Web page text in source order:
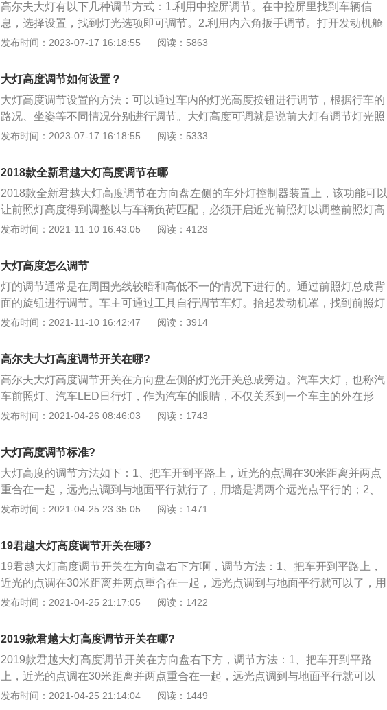
应当交替使用远近光灯示意。
高尔夫大灯有以下几种调节方式：1.利用中控屏调节。在中控屏里找到车辆信
息，选择设置，找到灯光选项即可调节。2.利用内六角扳手调节。打开发动机舱
盖，找到大灯附近的白色塑料旋钮，使用内六角扳手调节大灯高度。3.利用内部
灯直射不能获取最佳行车视野，调节大灯高低可照射到起伏路前方所需的视野情
况，保证行驶安全。
发布时间：2023-07-17 16:18:55 阅读：5863
大灯高度调节如何设置？
大灯高度调节设置的方法：可以通过车内的灯光高度按钮进行调节，根据行车的
路况、坐姿等不同情况分别进行调节。大灯高度可调就是说前大灯有调节灯光照
射角度的功能，通过调节大灯照射角度以便获得良好的照射范围，从而提高道路
是不需要调整的。如果确实想调整，建议去4S店或是专业的汽修店让技师调整。
大灯高度如果不合适，会造成对向车辆驾驶员炫目，分散注意力的情况，容易引
发交通事故。
发布时间：2023-07-17 16:18:55 阅读：5333
2018款全新君越大灯高度调节在哪
2018款全新君越大灯高度调节在方向盘左侧的车外灯控制器装置上，该功能可以
让前照灯高度得到调整以与车辆负荷匹配，必须开启近光前照灯以调整前照灯高
度。别克君越大灯调节：当点火开关处于ON位置且打开前大灯时前大灯光束控制
在平坦路面上行驶。选择普通位置0。如果车内的乘客数量和载荷/行李发生变
化，前大灯光轴可能比正常位置高。如需调整至适当光束高度.转动相应的开关开
关上标明的数字越大，则前大灯光轴就越低。位置1是乘员坐满，并且行李箱内
无货物；位置2是乘员坐满，并且行李箱内货物重量均匀分布；位置3则是只有驾
驶员，并且行李箱内货物重量均匀分布。通用别克新君越大灯高度调节控制装置
据车辆所载负荷自动控制。
发布时间：2021-11-10 16:43:05 阅读：4123
大灯高度怎么调节
灯的调节通常是在周围光线较暗和高低不一的情况下进行的。通过前照灯总成背
面的旋钮进行调节。车主可通过工具自行调节车灯。抬起发动机罩，找到前照灯
总成后面的调节旋钮，用相应的工具进行调节。调整时，先判断旋钮是左还是
高度：“0”、“1”、“2”和“3”。前照灯高度调节旋钮位于方向盘的左下角。旋钮上的
调整前照灯的高度，因为汽车不是固定的。当后座被占用或后备箱中放置重物
时，由于悬架行程的变化，车身将处于非水平位置。前照灯照明高度相对于车身
的位置将会改变。当车身高度发生变化时，尤其是在夜间，必须适当调整前照灯
节。调整前照灯照射距离，同时调整车灯之间的距离和两个前照灯的高度。把车
开到平坦开阔的地方，测量30米的距离。近30米的横梁基本合适。如果调整太高
太远，会影响驾驶员的视力。
发布时间：2021-11-10 16:42:47 阅读：3914
高尔夫大灯高度调节开关在哪?
高尔夫大灯高度调节开关在方向盘左侧的灯光开关总成旁边。汽车大灯，也称汽
车前照灯、汽车LED日行灯，作为汽车的眼睛，不仅关系到一个车主的外在形
象，更与夜间开车或坏天气条件下的安全驾驶紧密联系。以下是汽车车灯的分
发出的光可以照亮车体前方的道路情况，使驾驶者可以在黑夜里安全的行车；
2、组合尾灯，组合尾灯在汽车的后部，它主要起照明和信号作用；3、转向灯，
用来向其它道路使用者表示左转或者右转向的灯具。法规要求为琥珀色；4、牌
照灯，牌照灯它主要是照明车牌，使人们在黑夜中辨别车辆牌照。
发布时间：2021-04-26 08:46:03 阅读：1743
大灯高度调节标准?
大灯高度的调节方法如下：1、把车开到平路上，近光的点调在30米距离并两点
重合在一起，远光点调到与地面平行就行了，用墙是调两个远光点平行的；2、
将车停在车头与墙7.6米远的位置，确保地面是水平的，并且汽车和墙是垂直的，
1米的地方张贴一个水平遮蔽胶带，并确保胶带在汽车的正前方中央，调整垂直
调节螺丝，直到大灯光束是位于墙上胶带的中间；4、继续调整垂直调节螺丝，
直到大灯光束是径直向前，为了确保调整的正确性，测量墙上光束的高度和大灯
的高度，确保两者的数值是相等的。
发布时间：2021-04-25 23:35:05 阅读：1471
19君越大灯高度调节开关在哪?
19君越大灯高度调节开关在方向盘右下方啊，调节方法：1、把车开到平路上，
近光的点调在30米距离并两点重合在一起，远光点调到与地面平行就可以了，用
墙是调两个远光点平行的；2、将车停在车头与墙7.6米远的位置，确保地面是水
灯之间的距离；4、在墙上比大灯低0.1米的地方张贴一个水平遮蔽胶带，并确保
胶带在汽车的正前方中央；5、调整垂直调节螺丝，直到大灯光束是位于墙上胶
带的中间；继续调整垂直调节螺丝，直到大灯光束是径直向前，为了确保调整的
正确性，测量墙上光束的高度和大灯的高度，确保两者的数值是相等的。
发布时间：2021-04-25 21:17:05 阅读：1422
2019款君越大灯高度调节开关在哪?
2019款君越大灯高度调节开关在方向盘右下方，调节方法：1、把车开到平路
上，近光的点调在30米距离并两点重合在一起，远光点调到与地面平行就可以
了，用墙是调两个远光点平行的；2、将车停在车头与墙7.6米远的位置，确保地
发布时间：2021-04-25 21:14:04 阅读：1449